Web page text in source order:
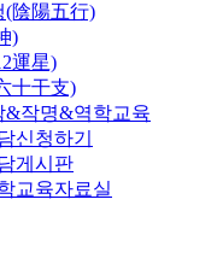
(陰陽五行)
)
運星)
十干支)
&작명&역학교육
신청하기
게시판
교육자료실